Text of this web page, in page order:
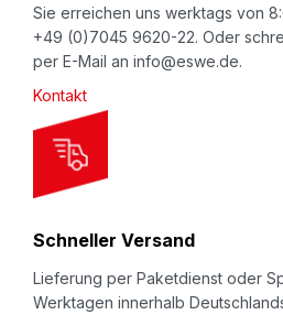
w
s
e
t
e
r
Sie erreichen uns werktags von
+49 (0)7045 9620-22. Oder
per E-Mail an info@eswe.de.
Kontakt
Schneller Versand
Lieferung per Paketdienst oder
Werktagen innerhalb